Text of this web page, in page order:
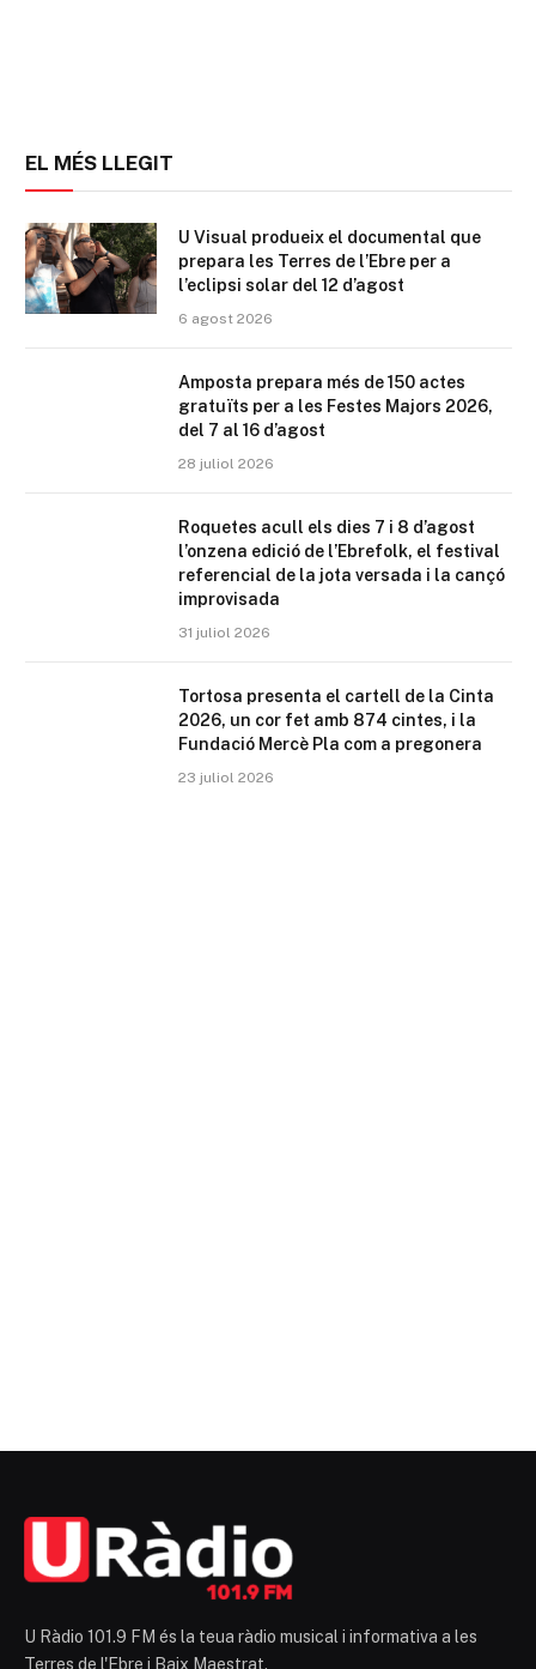
EL MÉS LLEGIT
U Visual produeix el documental que
prepara les Terres de l’Ebre per a
l’eclipsi solar del 12 d’agost
6 agost 2026
Amposta prepara més de 150 actes
gratuïts per a les Festes Majors 2026,
del 7 al 16 d’agost
28 juliol 2026
Roquetes acull els dies 7 i 8 d’agost
l’onzena edició de l’Ebrefolk, el festival
referencial de la jota versada i la cançó
improvisada
31 juliol 2026
Tortosa presenta el cartell de la Cinta
2026, un cor fet amb 874 cintes, i la
Fundació Mercè Pla com a pregonera
23 juliol 2026
U Ràdio 101.9 FM és la teua ràdio musical i informativa a les
Terres de l'Ebre i Baix Maestrat.